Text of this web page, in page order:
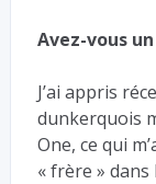
Avez-vous
J’ai appris
dunkerquois
One, ce qui
« frère » dans